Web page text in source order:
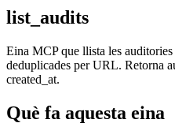
list_audits
Eina MCP que llista les
deduplicades per URL. Retorna
created_at.
Què fa aquesta eina